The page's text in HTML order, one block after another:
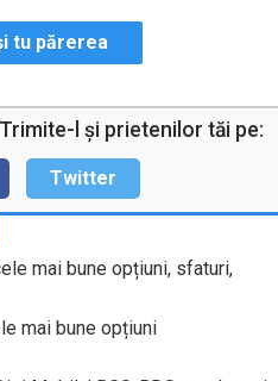
tu părerea
l şi prietenilor tăi pe:
Twitter
mai bune opțiuni, sfaturi,
mai bune opțiuni